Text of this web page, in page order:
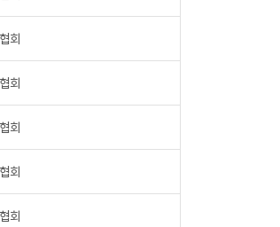
회
회
회
회
회